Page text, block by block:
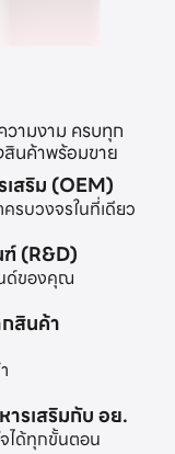
วามงาม ครบทุก
สินค้าพร้อมขาย
สริม (OEM)
บวงจรในที่เดียว
(R&D)
ด์ของคุณ
สินค้า
ารเสริมกับ อย.
ได้ทุกขั้นตอน